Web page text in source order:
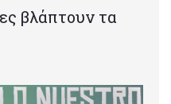
βλάπτουν τα